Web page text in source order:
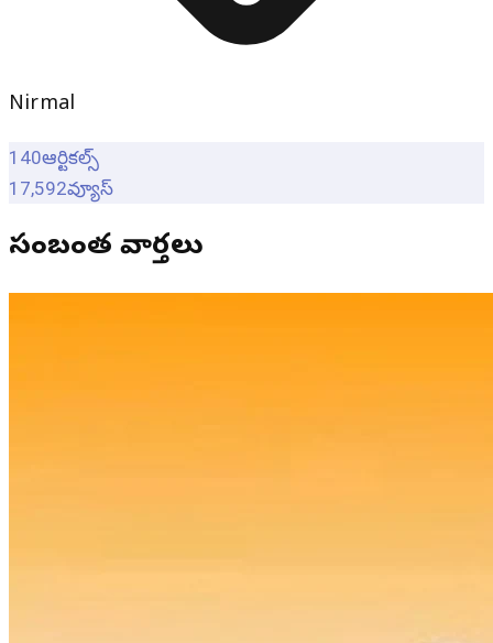
Nirmal
140ఆర్టికల్స్
17,592వ్యూస్
సంబంధిత వార్తలు